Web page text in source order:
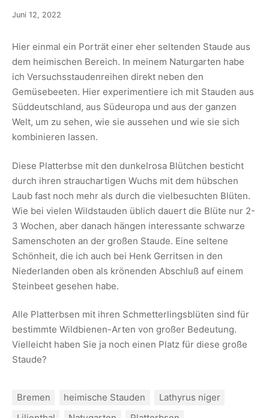
Juni 12, 2022
Hier einmal ein Porträt einer eher seltenden Staude aus
dem heimischen Bereich. In meinem Naturgarten habe
ich Versuchsstaudenreihen direkt neben den
Gemüsebeeten. Hier experimentiere ich mit Stauden aus
Süddeutschland, aus Südeuropa und aus der ganzen
Welt, um zu sehen, wie sie aussehen und wie sie sich
kombinieren lassen.
Diese Platterbse mit den dunkelrosa Blütchen besticht
durch ihren strauchartigen Wuchs mit dem hübschen
Laub fast noch mehr als durch die vielbesuchten Blüten.
Wie bei vielen Wildstauden üblich dauert die Blüte nur 2-
3 Wochen, aber danach hängen interessante schwarze
Samenschoten an der großen Staude. Eine seltene
Schönheit, die ich auch bei Henk Gerritsen in den
Niederlanden oben als krönenden Abschluß auf einem
Steinbeet gesehen habe.
Alle Platterbsen mit ihren Schmetterlingsblüten sind für
bestimmte Wildbienen-Arten von großer Bedeutung.
Vielleicht haben Sie ja noch einen Platz für diese große
Staude?
Bremen heimische Stauden
Lathyrus niger